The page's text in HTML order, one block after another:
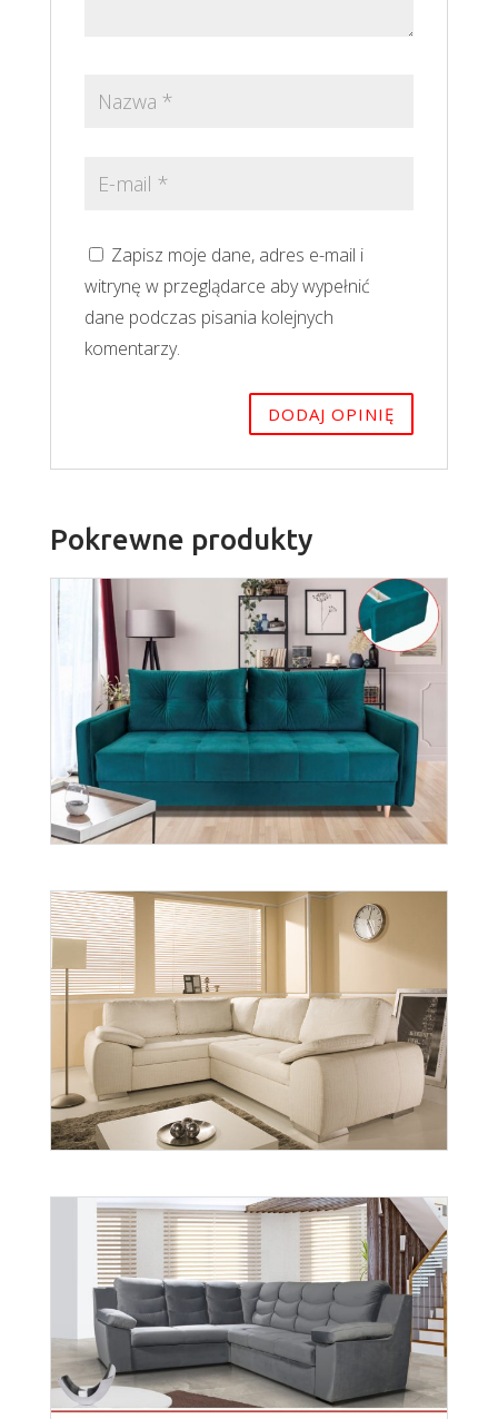
Zapisz moje dane, adres e-mail i
witrynę w przeglądarce aby wypełnić
dane podczas pisania kolejnych
komentarzy.
Pokrewne produkty
Oslo
Więcej
Enzo
Więcej